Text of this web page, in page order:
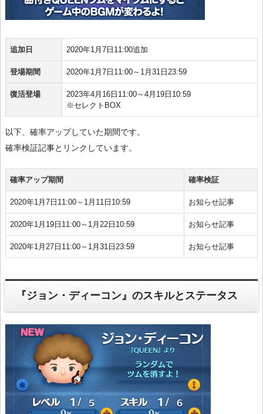
追加日 2020年1月7日11:00追加
登場期間 2020年1月7日11:00～1月31日23:59
復活登場
2023年4月16日11:00～4月19日10:59
※セレクトBOX
以下、確率アップしていた期間です。
確率検証記事とリンクしています。
確率アップ期間 確率検証
2020年1月7日11:00～1月11日10:59 お知らせ記事
2020年1月19日11:00～1月22日10:59 お知らせ記事
2020年1月27日11:00～1月31日23:59 お知らせ記事
『ジョン・ディーコン』のスキルとステータス